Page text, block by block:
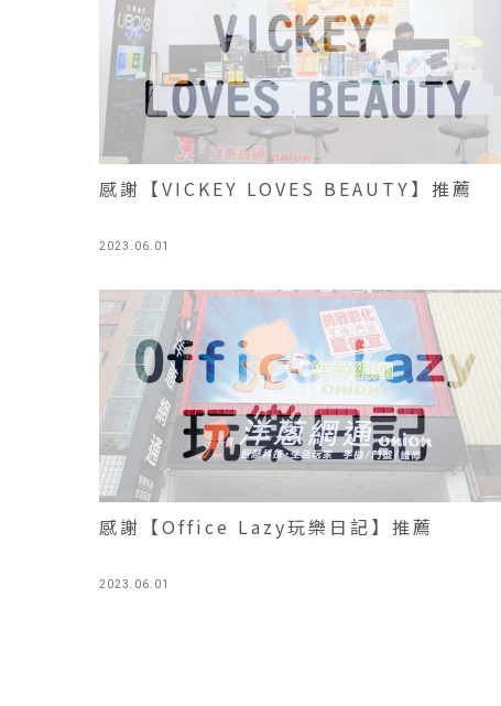
2023.06.01
感謝【VICKEY LOVES BEAUTY】推薦
2023.06.01
感謝【Office Lazy玩樂日記】推薦